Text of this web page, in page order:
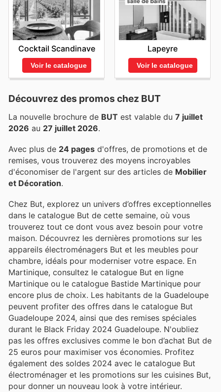
Cocktail Scandinave
Voir le catalogue
Lapeyre
Voir le catalogue
Découvrez des promos chez BUT
La nouvelle brochure de BUT est valable du 7 juillet
2026 au 27 juillet 2026.
Avec plus de 24 pages d'offres, de promotions et de
remises, vous trouverez des moyens incroyables
d'économiser de l'argent sur des articles de Mobilier
et Décoration.
Chez But, explorez un univers d’offres exceptionnelles
dans le catalogue But de cette semaine, où vous
trouverez tout ce dont vous avez besoin pour votre
maison. Découvrez les dernières promotions sur les
appareils électroménagers But et les meubles pour
chambre, idéals pour moderniser votre espace. En
Martinique, consultez le catalogue But en ligne
Martinique ou le catalogue Bastide Martinique pour
encore plus de choix. Les habitants de la Guadeloupe
peuvent profiter des offres dans le catalogue But
Guadeloupe 2024, ainsi que des remises spéciales
durant le Black Friday 2024 Guadeloupe. N'oubliez
pas les offres exclusives comme le bon d’achat But de
25 euros pour maximiser vos économies. Profitez
également des soldes 2024 avec le catalogue But
électroménager et les promotions sur les cuisines But,
pour donner un nouveau look à votre intérieur.